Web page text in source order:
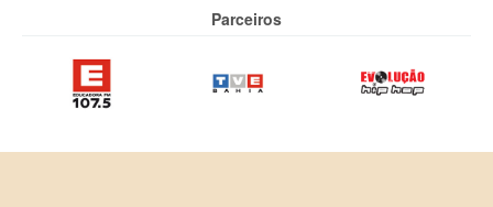
Parceiros